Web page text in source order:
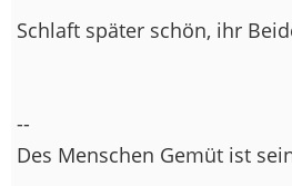
Schlaft später schön, ihr
--
Des Menschen Gemüt ist